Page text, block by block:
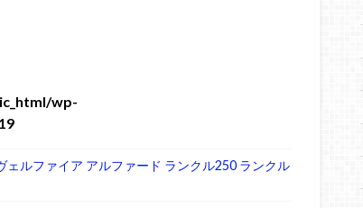
wp-
ルファイア アルファード ランクル250 ランクル